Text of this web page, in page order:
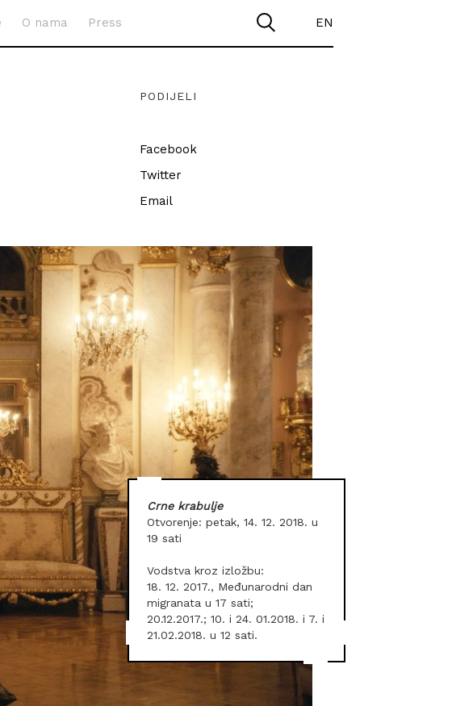
O nama Press EN
PODIJELI
Facebook
Twitter
Email
Crne krabulje
Otvorenje: petak, 14. 12. 2018. u
19 sati
Vodstva kroz izložbu:
18. 12. 2017., Međunarodni dan
migranata u 17 sati;
20.12.2017.; 10. i 24. 01.2018. i 7. i
21.02.2018. u 12 sati.